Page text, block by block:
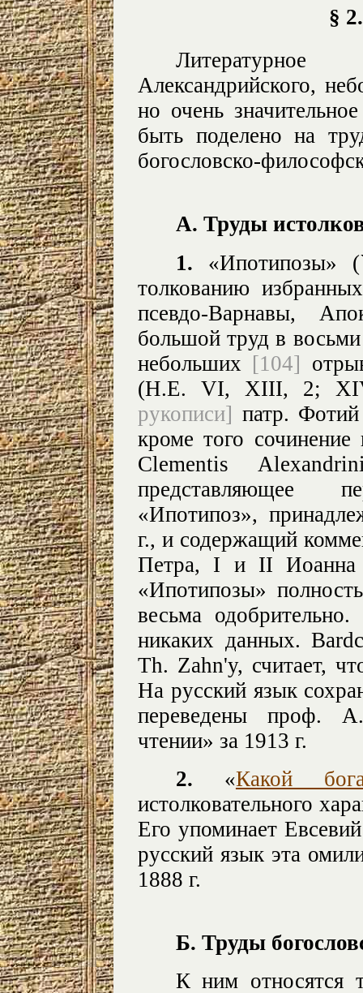
§
Александрийского,
но очень
быть поделено на
богословско-
А. Труды
1. «Ипотипозы» (
толкованию
псевдо-Варнавы,
большой труд в
небольших [104]
(Н.Е. VI, XIII, 2;
рукописи] патр.
кроме того
Clementis
представляющее
«Ипотипоз»,
г., и содержащий
Петра, I и II Иоанна
«Ипотипозы»
весьма
никаких данных.
Th. Zahn'y, считает,
На русский язык
переведены проф.
чтении» за 1913 г.
2. «Какой
истолковательного
Его упоминает
русский язык эта
1888 г.
Б. Труды
К ним относятся